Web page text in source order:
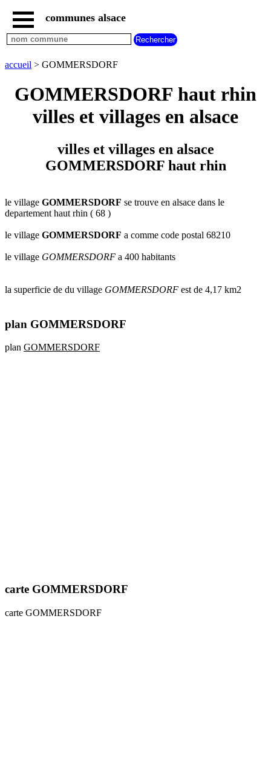
accueil
villes
rhin
commencant
B C D E
G
J K L M
N
Z
par
A B C D E F
G
H
I J K L M
N
communes alsace
accueil > GOMMERSDORF
GOMMERSDORF haut rhin
villes et villages en alsace
villes et villages en alsace
GOMMERSDORF haut rhin
le village GOMMERSDORF se trouve en alsace dans le
departement haut rhin ( 68 )
le village GOMMERSDORF a comme code postal 68210
le village GOMMERSDORF a 400 habitants
la superficie de du village GOMMERSDORF est de 4,17 km2
plan GOMMERSDORF
plan GOMMERSDORF
carte GOMMERSDORF
carte GOMMERSDORF